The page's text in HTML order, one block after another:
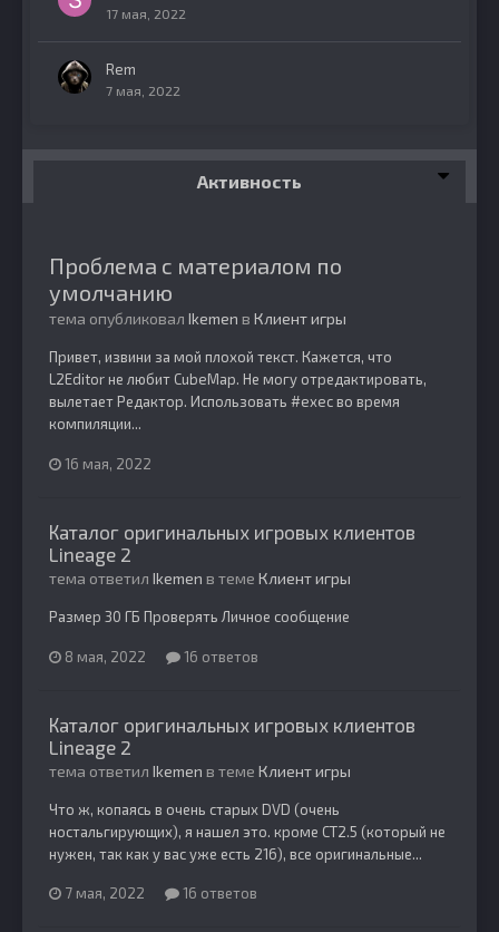
17 мая, 2022
Rem
7 мая, 2022
Активность
Проблема с материалом по
умолчанию
тема опубликовал Ikemen в Клиент игры
Привет, извини за мой плохой текст. Кажется, что
L2Editor не любит CubeMap. Не могу отредактировать,
вылетает Редактор. Использовать #exec во время
компиляции...
16 мая, 2022
Каталог оригинальных игровых клиентов
Lineage 2
тема ответил Ikemen в теме Клиент игры
Размер 30 ГБ Проверять Личное сообщение
8 мая, 2022 16 ответов
Каталог оригинальных игровых клиентов
Lineage 2
тема ответил Ikemen в теме Клиент игры
Что ж, копаясь в очень старых DVD (очень
ностальгирующих), я нашел это. кроме CT2.5 (который не
нужен, так как у вас уже есть 216), все оригинальные...
7 мая, 2022 16 ответов